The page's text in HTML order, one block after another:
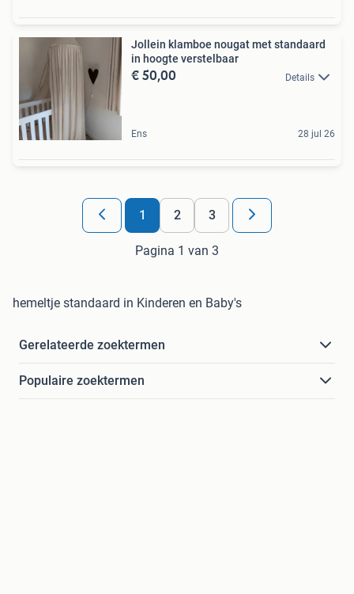
Jollein klamboe nougat met standaard
in hoogte verstelbaar
€ 50,00 Details
Ens 28 jul 26
1 2 3
Pagina 1 van 3
hemeltje standaard in Kinderen en Baby's
Gerelateerde zoektermen
Populaire zoektermen